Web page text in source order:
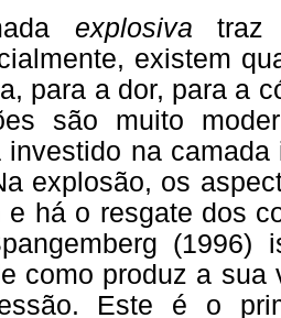
explosiva traz
existem
para a dor, para a
são muito
investido na
explosão, os
e há o resgate dos
como produz a sua
Este é o